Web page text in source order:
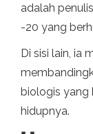
adalah
-20 yang
Di sisi lain, ia
biologis yang
hidupnya.